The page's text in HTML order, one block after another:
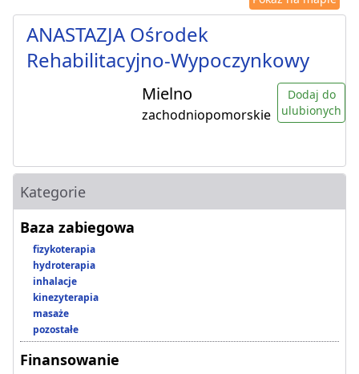
ANASTAZJA Ośrodek
Rehabilitacyjno-Wypoczynkowy
Mielno
zachodniopomorskie
Dodaj do
ulubionych
Kategorie
Baza zabiegowa
fizykoterapia
hydroterapia
inhalacje
kinezyterapia
masaże
pozostałe
Finansowanie